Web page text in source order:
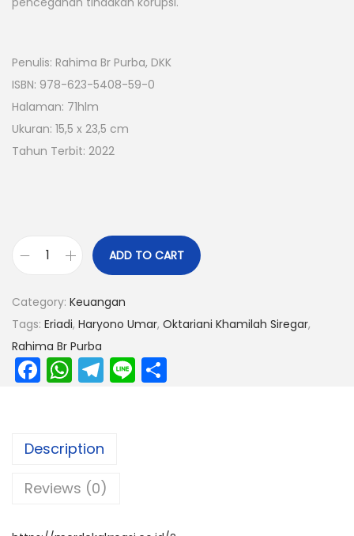
Penulis: Rahima Br Purba, DKK
ISBN: 978-623-5408-59-0
Halaman: 71hlm
Ukuran: 15,5 x 23,5 cm
Tahun Terbit: 2022
ADD TO CART
Category: Keuangan
Tags: Eriadi, Haryono Umar, Oktariani Khamilah Siregar,
Rahima Br Purba
F
a
e
o
o
W
h
ts
A
p
T
el
m
Li
n
Description
Reviews (0)